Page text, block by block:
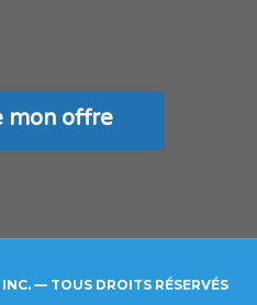
mon offre
— TOUS DROITS RÉSERVÉS